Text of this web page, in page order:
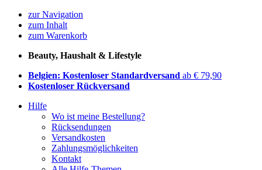
zur Navigation
zum Inhalt
zum Warenkorb
Beauty, Haushalt & Lifestyle
Belgien: Kostenloser Standardversand ab € 79,90
Kostenloser Rückversand
Hilfe
Wo ist meine Bestellung?
Rücksendungen
Versandkosten
Zahlungsmöglichkeiten
Kontakt